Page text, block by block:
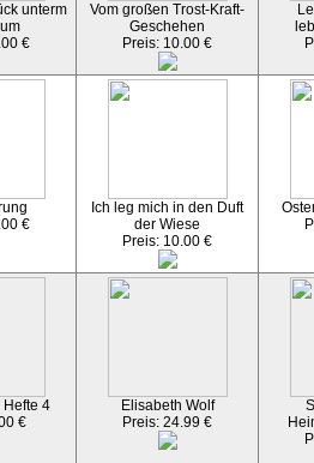
unterm
€
Vom großen Trost-Kraft-
Geschehen
Preis: 10.00 €
€
Ich leg mich in den Duft
der Wiese
Preis: 10.00 €
4
€
Elisabeth Wolf
Preis: 24.99 €